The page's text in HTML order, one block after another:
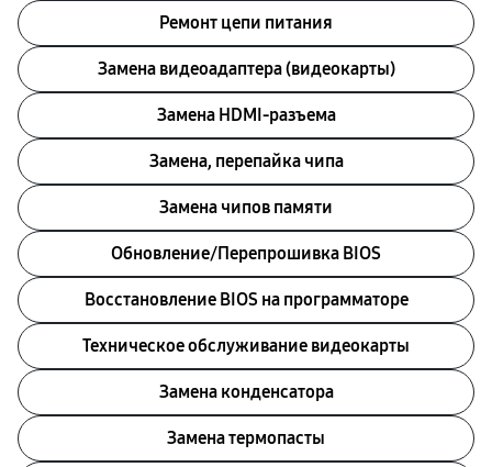
Ремонт цепи питания
Замена видеоадаптера (видеокарты)
Замена HDMI-разъема
Замена, перепайка чипа
Замена чипов памяти
Обновление/Перепрошивка BIOS
Восстановление BIOS на программаторе
Техническое обслуживание видеокарты
Замена конденсатора
Замена термопасты